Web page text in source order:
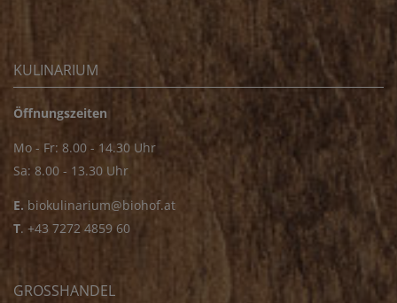
KULINARIUM
Öffnungszeiten
Mo - Fr: 8.00 - 14.30 Uhr
Sa: 8.00 - 13.30 Uhr
E. biokulinarium@biohof.at
T. +43 7272 4859 60
GROSSHANDEL